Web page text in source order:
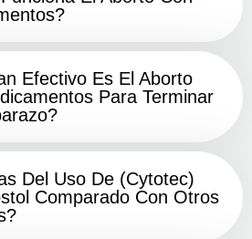
Efectivo Es El Aborto
Para Terminar
Del Uso De (Cytotec)
Comparado Con Otros